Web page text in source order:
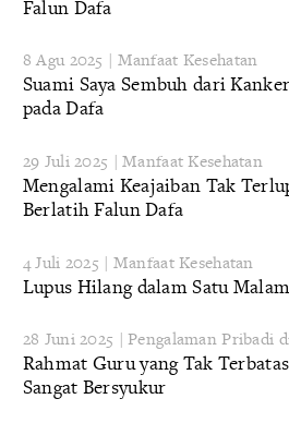
Falun Dafa
8 Agu 2025 | Manfaat Kesehatan
Suami Saya Sembuh dari
pada Dafa
29 Juli 2025 | Manfaat Kesehatan
Mengalami Keajaiban Tak
Berlatih Falun Dafa
4 Juli 2025 | Manfaat Kesehatan
Lupus Hilang dalam Satu Malam
28 Juni 2025 | Pengalaman Pribadi
Rahmat Guru yang Tak
Sangat Bersyukur